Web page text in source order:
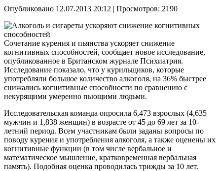
Опубликовано 12.07.2013 20:12 | Просмотров: 2190
Сочетание курения и пьянства ускоряет снижение
когнитивных способностей, сообщает новое исследование,
опубликованное в Британском журнале Психиатрия.
Исследование показало, что у курильщиков, которые
употребляли большое количество алкоголя, на 36% быстрее
снижались когнитивные способности по сравнению с
некурящими умеренно пьющими людьми.
Исследовательская команда опросила 6,473 взрослых (4,635
мужчин и 1,838 женщин) в возрасте от 45 до 69 лет за 10-
летний период. Всем участникам были заданы вопросы по
поводу курения и употребления алкоголя, а также оценены их
когнитивные функции (в том числе вербальное и
математическое мышление, кратковременная вербальная
память). Подобная оценка проводилась трижды за 10 лет.